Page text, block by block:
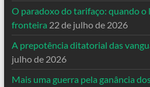
O paradoxo do tarifaço: quando o
fronteira 22 de julho de 2026
A prepotência ditatorial das
julho de 2026
Mais uma guerra pela ganância